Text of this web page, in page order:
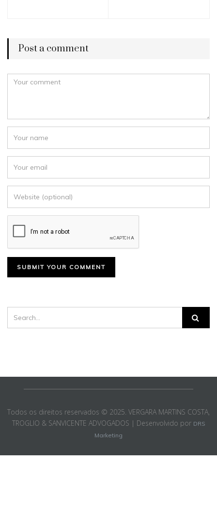
Post a comment
Todos os direitos reservados © 2025. VERGARA MARTINS COSTA,
TROGLIO & SANVICENTE ADVOGADOS | Desenvolvido por DRS
Marketing